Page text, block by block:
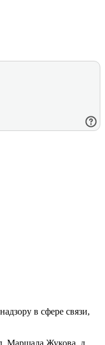
в сфере связи,
Маршала Жукова, д.